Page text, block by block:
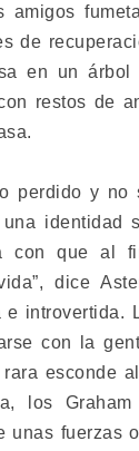
amigos
de
en un árbol
restos de
perdido y no
identidad
con que al
dice
e introvertida.
con la
esconde
los
unas fuerzas